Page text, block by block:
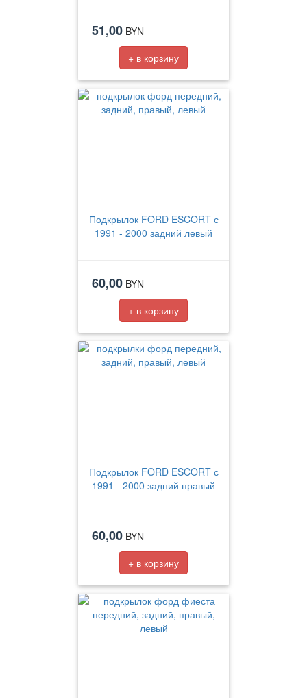
51,00 BYN
+ в корзину
Подкрылок FORD ESCORT с
1991 - 2000 задний левый
60,00 BYN
+ в корзину
Подкрылок FORD ESCORT с
1991 - 2000 задний правый
60,00 BYN
+ в корзину